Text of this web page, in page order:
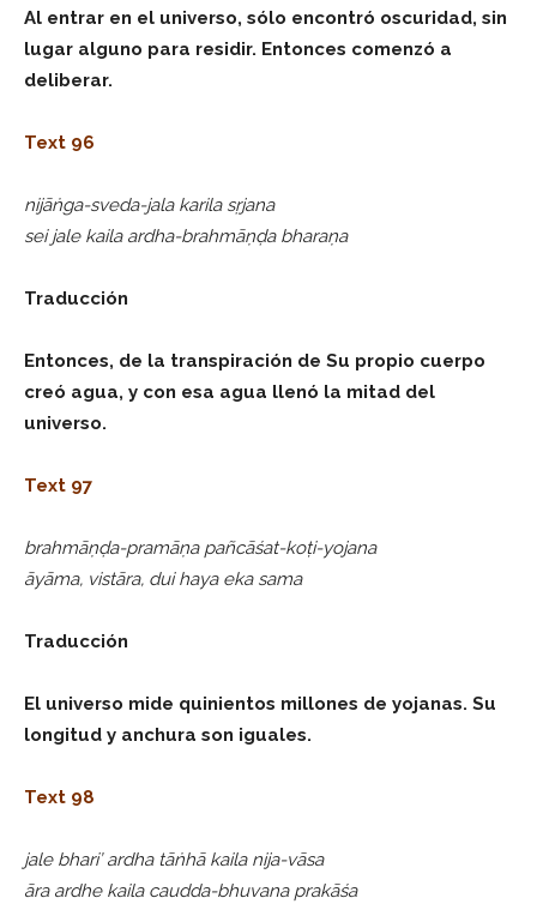
Al entrar en el universo, sólo encontró oscuridad, sin
lugar alguno para residir. Entonces comenzó a
deliberar.
Text 96
nijāṅga-sveda-jala karila sṛjana
sei jale kaila ardha-brahmāṇḍa bharaṇa
Traducción
Entonces, de la transpiración de Su propio cuerpo
creó agua, y con esa agua llenó la mitad del
universo.
Text 97
brahmāṇḍa-pramāṇa pañcāśat-koṭi-yojana
āyāma, vistāra, dui haya eka sama
Traducción
El universo mide quinientos millones de yojanas. Su
longitud y anchura son iguales.
Text 98
jale bhari’ ardha tāṅhā kaila nija-vāsa
āra ardhe kaila caudda-bhuvana prakāśa